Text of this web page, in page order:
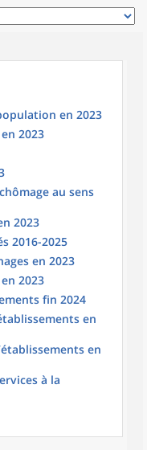
en 2023
2023
au sens
2023
2016-2025
en 2023
2023
fin 2024
en
en
à la